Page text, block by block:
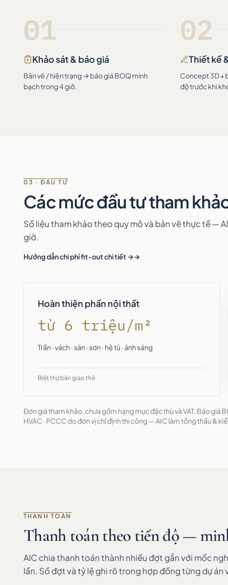
01
Khảo sát & báo giá
Bản vẽ / hiện trạng → báo giá BOQ minh
bạch trong 4 giờ.
02
Thiết kế
Concept 3D +
độ trước khi
03 · ĐẦU TƯ
Các mức đầu tư tham
Số liệu tham khảo theo quy mô và bản vẽ thực tế —
giờ.
Hướng dẫn chi phí fit-out chi tiết →
Hoàn thiện phần nội thất
từ 6 triệu/m²
Trần · vách · sàn · sơn · hệ tủ · ánh sáng
Biệt thự bàn giao thô
Đơn giá tham khảo, chưa gồm hạng mục đặc thù và VAT. Báo giá
HVAC · PCCC do đơn vị chỉ định thi công — AIC làm tổng thầu &
THANH TOÁN
Thanh toán theo tiến độ —
AIC chia thanh toán thành nhiều đợt gắn với mốc
lần. Số đợt và tỷ lệ ghi rõ trong hợp đồng từng dự án